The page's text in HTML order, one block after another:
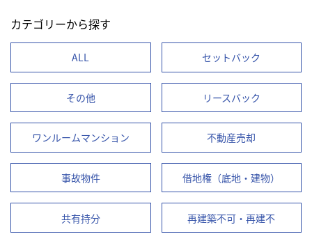
カテゴリーから探す
ALL セットバック
その他 リースバック
ワンルームマンション 不動産売却
事故物件 借地権（底地・建物）
共有持分 再建築不可・再建不